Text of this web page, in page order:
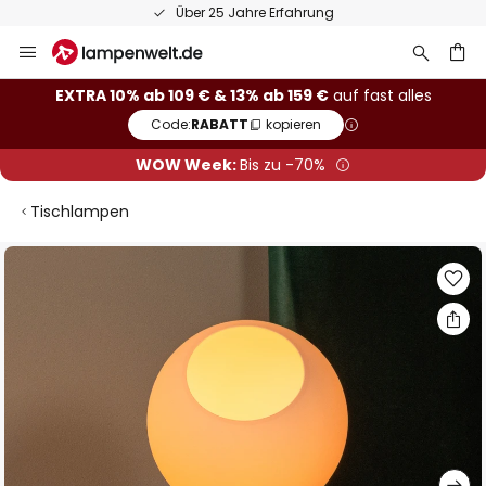
Über 25 Jahre Erfahrung
Inhalt
springen
EXTRA 10% ab 109 € & 13% ab 159 €auf fast alles
Code:RABATT kopieren
WOW Week:Bis zu -70%
Tischlampen
Zum